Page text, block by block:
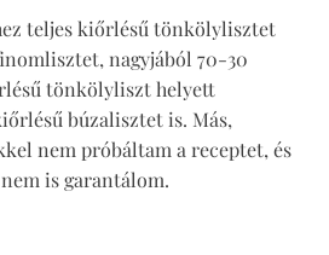
teljes kiőrlésű tönkölylisztet
nagyjából 70-30
tönkölyliszt helyett
búzalisztet is. Más,
nem próbáltam a receptet, és
is garantálom.